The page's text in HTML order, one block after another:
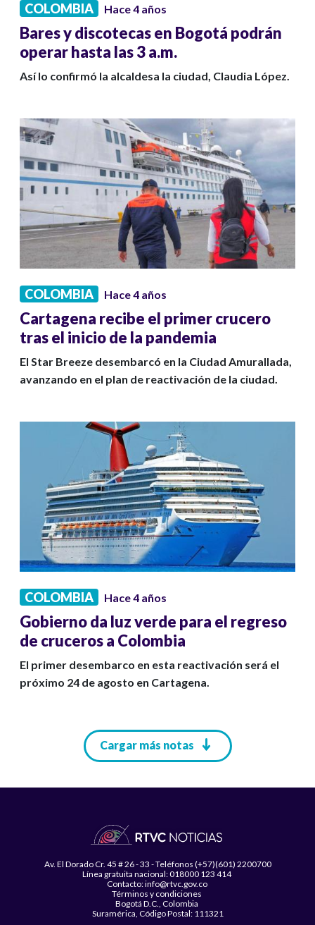
COLOMBIA Hace 4 años
Bares y discotecas en Bogotá podrán
operar hasta las 3 a.m.
Así lo confirmó la alcaldesa la ciudad, Claudia López.
COLOMBIA Hace 4 años
Cartagena recibe el primer crucero
tras el inicio de la pandemia
El Star Breeze desembarcó en la Ciudad Amurallada,
avanzando en el plan de reactivación de la ciudad.
COLOMBIA Hace 4 años
Gobierno da luz verde para el regreso
de cruceros a Colombia
El primer desembarco en esta reactivación será el
próximo 24 de agosto en Cartagena.
Cargar más notas
Av. El Dorado Cr. 45 # 26 - 33 - Teléfonos (+57)(601) 2200700
Línea gratuita nacional: 018000 123 414
Contacto: info@rtvc.gov.co
Términos y condiciones
Bogotá D.C., Colombia
Suramérica, Código Postal: 111321